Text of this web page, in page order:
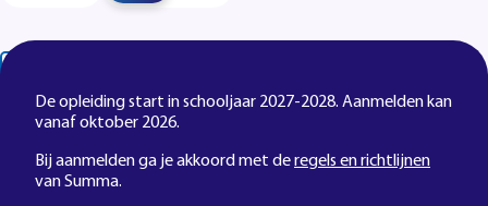
De opleiding start in schooljaar 2027-2028. Aanmelden kan
vanaf oktober 2026.
Bij aanmelden ga je akkoord met deregels en richtlijnen
van Summa.